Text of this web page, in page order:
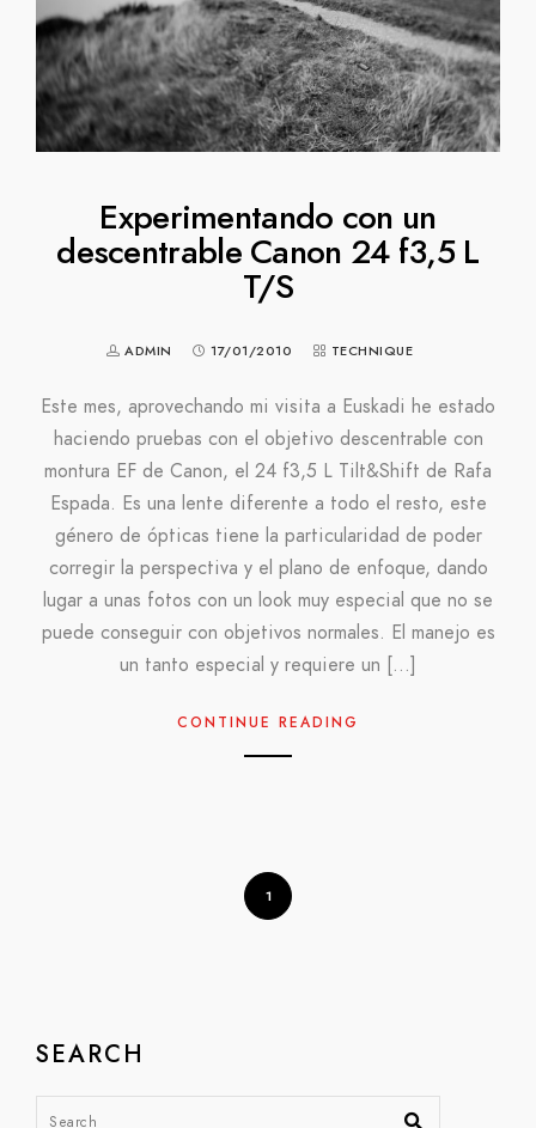
Experimentando con un
descentrable Canon 24 f3,5 L
T/S
ADMIN 17/01/2010 TECHNIQUE
Este mes, aprovechando mi visita a Euskadi he estado
haciendo pruebas con el objetivo descentrable con
montura EF de Canon, el 24 f3,5 L Tilt&Shift de Rafa
Espada. Es una lente diferente a todo el resto, este
género de ópticas tiene la particularidad de poder
corregir la perspectiva y el plano de enfoque, dando
lugar a unas fotos con un look muy especial que no se
puede conseguir con objetivos normales. El manejo es
un tanto especial y requiere un […]
CONTINUE READING
1
SEARCH